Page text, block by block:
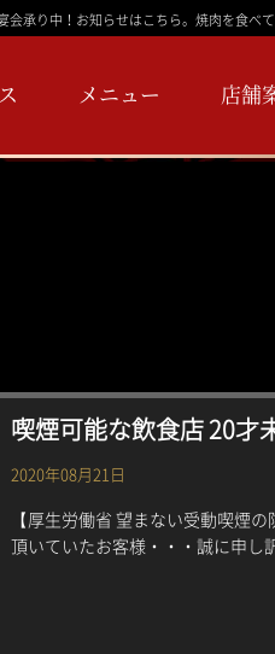
承り中！お知らせはこちら。焼肉を食べ
メニュー 店舗
喫煙可能な飲食店 20才
2020年08月21日
【厚生労働省 望まない受動喫煙
頂いていたお客様・・・誠に申し